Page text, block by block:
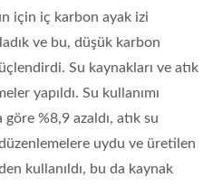
için iç karbon ayak izi
ve bu, düşük karbon
Su kaynakları ve atık
yapıldı. Su kullanımı
%8,9 azaldı, atık su
uydu ve üretilen
kullanıldı, bu da kaynak